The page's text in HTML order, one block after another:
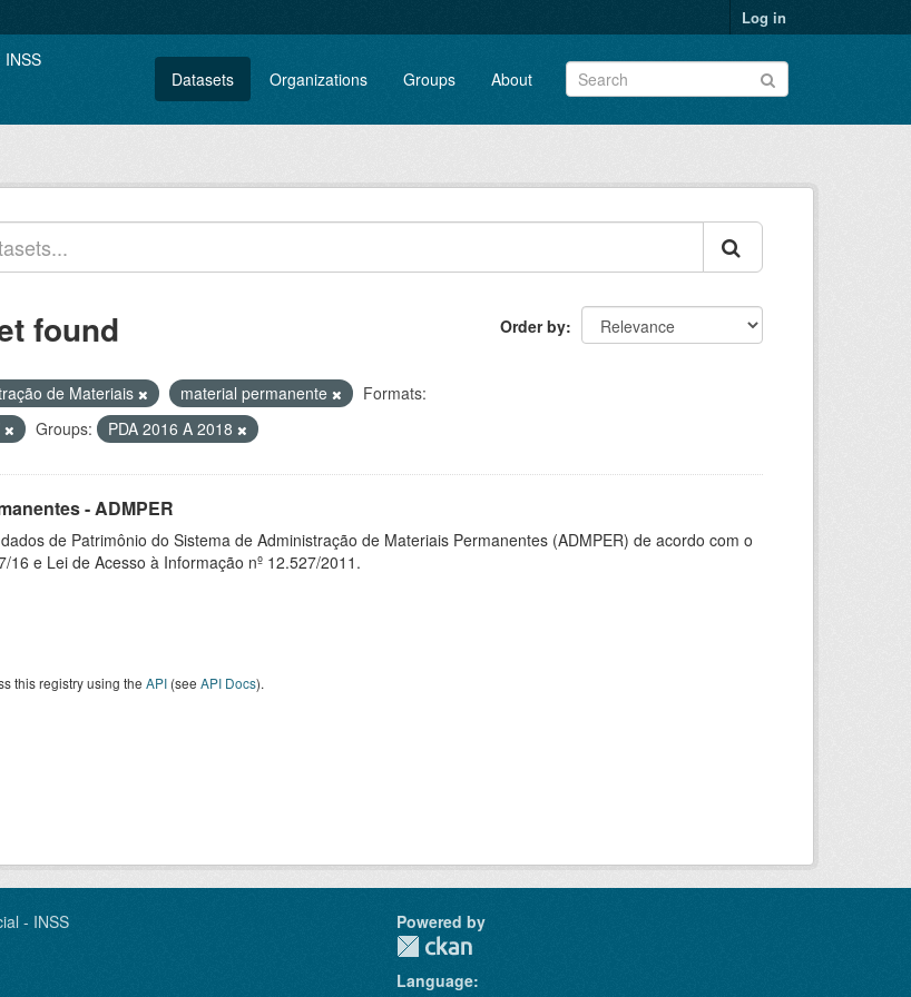
Log in
Datasets Organizations Groups About
Order by
found
de Materiais material permanente
Formats:
Groups: PDA 2016 A 2018
- ADMPER
de Patrimônio do Sistema de Administração de Materiais Permanentes (ADMPER) de acordo com o
16 e Lei de Acesso à Informação nº 12.527/2011.
this registry using the API (see API Docs).
- INSS
Powered by
Language